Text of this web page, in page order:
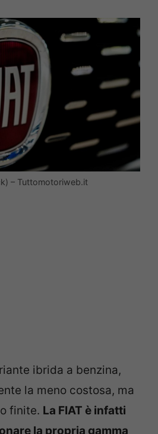
– Tuttomotoriweb.it
ibrida a benzina,
la meno costosa, ma
finite. La FIAT è infatti
la propria gamma